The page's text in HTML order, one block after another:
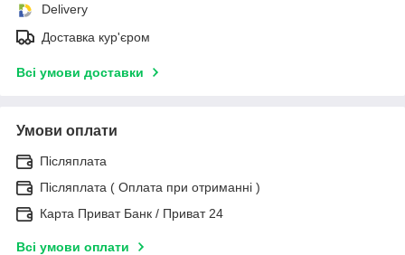
Delivery
Доставка кур'єром
Всі умови доставки
Умови оплати
Післяплата
Післяплата ( Оплата при отриманні )
Карта Приват Банк / Приват 24
Всі умови оплати